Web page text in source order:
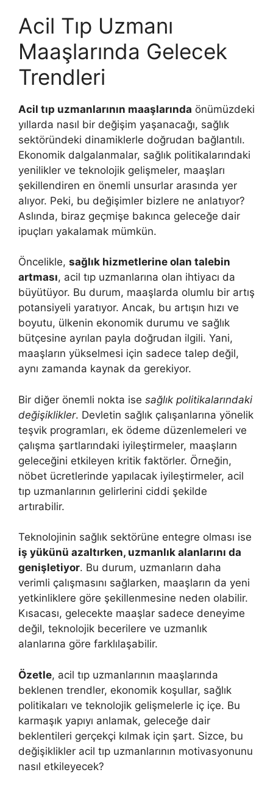
Acil Tıp Uzmanı
Maaşlarında Gelecek
Trendleri
Acil tıp uzmanlarının maaşlarında önümüzdeki
yıllarda nasıl bir değişim yaşanacağı, sağlık
sektöründeki dinamiklerle doğrudan bağlantılı.
Ekonomik dalgalanmalar, sağlık politikalarındaki
yenilikler ve teknolojik gelişmeler, maaşları
şekillendiren en önemli unsurlar arasında yer
alıyor. Peki, bu değişimler bizlere ne anlatıyor?
Aslında, biraz geçmişe bakınca geleceğe dair
ipuçları yakalamak mümkün.
Öncelikle, sağlık hizmetlerine olan talebin
artması, acil tıp uzmanlarına olan ihtiyacı da
büyütüyor. Bu durum, maaşlarda olumlu bir artış
potansiyeli yaratıyor. Ancak, bu artışın hızı ve
boyutu, ülkenin ekonomik durumu ve sağlık
bütçesine ayrılan payla doğrudan ilgili. Yani,
maaşların yükselmesi için sadece talep değil,
aynı zamanda kaynak da gerekiyor.
Bir diğer önemli nokta ise sağlık politikalarındaki
değişiklikler. Devletin sağlık çalışanlarına yönelik
teşvik programları, ek ödeme düzenlemeleri ve
çalışma şartlarındaki iyileştirmeler, maaşların
geleceğini etkileyen kritik faktörler. Örneğin,
nöbet ücretlerinde yapılacak iyileştirmeler, acil
tıp uzmanlarının gelirlerini ciddi şekilde
artırabilir.
Teknolojinin sağlık sektörüne entegre olması ise
iş yükünü azaltırken, uzmanlık alanlarını da
genişletiyor. Bu durum, uzmanların daha
verimli çalışmasını sağlarken, maaşların da yeni
yetkinliklere göre şekillenmesine neden olabilir.
Kısacası, gelecekte maaşlar sadece deneyime
değil, teknolojik becerilere ve uzmanlık
alanlarına göre farklılaşabilir.
Özetle, acil tıp uzmanlarının maaşlarında
beklenen trendler, ekonomik koşullar, sağlık
politikaları ve teknolojik gelişmelerle iç içe. Bu
karmaşık yapıyı anlamak, geleceğe dair
beklentileri gerçekçi kılmak için şart. Sizce, bu
değişiklikler acil tıp uzmanlarının motivasyonunu
nasıl etkileyecek?